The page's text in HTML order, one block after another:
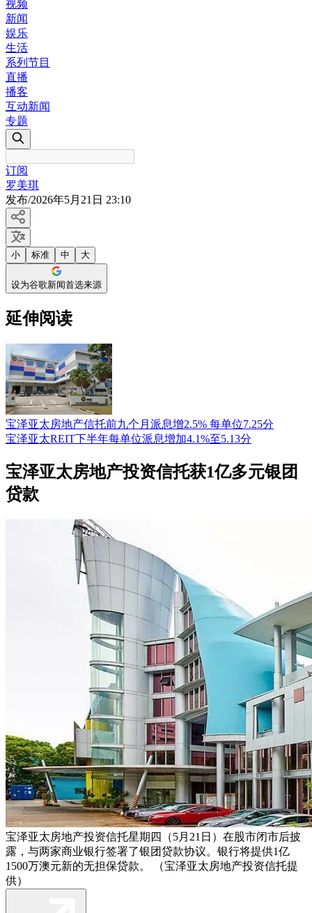
视频
新闻
娱乐
生活
系列节目
直播
播客
互动新闻
专题
订阅
罗美琪
发布/2026年5月21日 23:10
小 标准 中 大
设为谷歌新闻首选来源
延伸阅读
宝泽亚太房地产信托前九个月派息增2.5% 每单位7.25分
宝泽亚太REIT下半年每单位派息增加4.1%至5.13分
宝泽亚太房地产投资信托获1亿多元银团
贷款
宝泽亚太房地产投资信托星期四（5月21日）在股市闭市后披
露，与两家商业银行签署了银团贷款协议。银行将提供1亿
1500万澳元新的无担保贷款。 （宝泽亚太房地产投资信托提
供）